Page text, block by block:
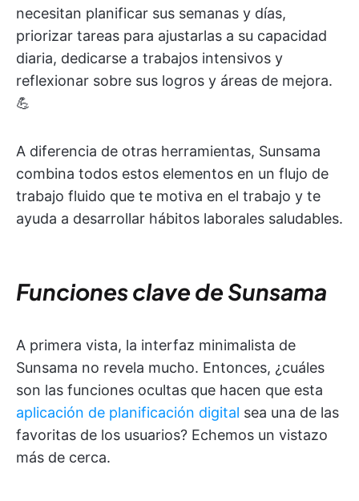
necesitan planificar sus semanas y días,
priorizar tareas para ajustarlas a su capacidad
diaria, dedicarse a trabajos intensivos y
reflexionar sobre sus logros y áreas de mejora.
💪
A diferencia de otras herramientas, Sunsama
combina todos estos elementos en un flujo de
trabajo fluido que te motiva en el trabajo y te
ayuda a desarrollar hábitos laborales saludables.
Funciones clave de Sunsama
A primera vista, la interfaz minimalista de
Sunsama no revela mucho. Entonces, ¿cuáles
son las funciones ocultas que hacen que esta
aplicación de planificación digital sea una de las
favoritas de los usuarios? Echemos un vistazo
más de cerca.